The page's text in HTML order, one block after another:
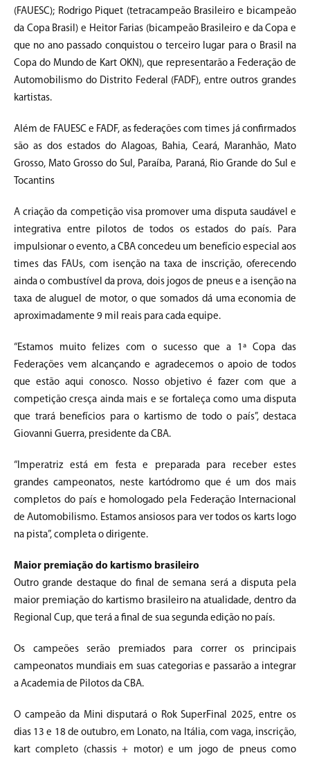
(FAUESC); Rodrigo Piquet (tetracampeão Brasileiro e bicampeão
da Copa Brasil) e Heitor Farias (bicampeão Brasileiro e da Copa e
que no ano passado conquistou o terceiro lugar para o Brasil na
Copa do Mundo de Kart OKN), que representarão a Federação de
Automobilismo do Distrito Federal (FADF), entre outros grandes
kartistas.
Além de FAUESC e FADF, as federações com times já confirmados
são as dos estados do Alagoas, Bahia, Ceará, Maranhão, Mato
Grosso, Mato Grosso do Sul, Paraíba, Paraná, Rio Grande do Sul e
Tocantins
A criação da competição visa promover uma disputa saudável e
integrativa entre pilotos de todos os estados do país. Para
impulsionar o evento, a CBA concedeu um benefício especial aos
times das FAUs, com isenção na taxa de inscrição, oferecendo
ainda o combustível da prova, dois jogos de pneus e a isenção na
taxa de aluguel de motor, o que somados dá uma economia de
aproximadamente 9 mil reais para cada equipe.
“Estamos muito felizes com o sucesso que a 1ª Copa das
Federações vem alcançando e agradecemos o apoio de todos
que estão aqui conosco. Nosso objetivo é fazer com que a
competição cresça ainda mais e se fortaleça como uma disputa
que trará benefícios para o kartismo de todo o país”, destaca
Giovanni Guerra, presidente da CBA.
“Imperatriz está em festa e preparada para receber estes
grandes campeonatos, neste kartódromo que é um dos mais
completos do país e homologado pela Federação Internacional
de Automobilismo. Estamos ansiosos para ver todos os karts logo
na pista”, completa o dirigente.
Maior premiação do kartismo brasileiro
Outro grande destaque do final de semana será a disputa pela
maior premiação do kartismo brasileiro na atualidade, dentro da
Regional Cup, que terá a final de sua segunda edição no país.
Os campeões serão premiados para correr os principais
campeonatos mundiais em suas categorias e passarão a integrar
a Academia de Pilotos da CBA.
O campeão da Mini disputará o Rok SuperFinal 2025, entre os
dias 13 e 18 de outubro, em Lonato, na Itália, com vaga, inscrição,
kart completo (chassis + motor) e um jogo de pneus como